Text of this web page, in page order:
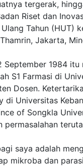
tergerak,
Riset dan
Tahun (HUT)
Jakarta,
September 1984
S1 Farmasi di
Dosen.
di Universitas
of Songkla
permasalahan
saya adalah
mikroba dan